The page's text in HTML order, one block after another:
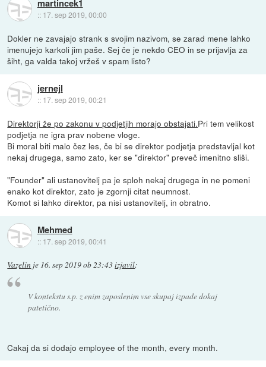
martincek1
:: 17. sep 2019, 00:00
Dokler ne zavajajo strank s svojim nazivom, se zarad mene lahko
imenujejo karkoli jim paše. Sej če je nekdo CEO in se prijavlja za
šiht, ga valda takoj vržeš v spam listo?
jernejl
:: 17. sep 2019, 00:21
Direktorji že po zakonu v podjetjih morajo obstajati.Pri tem velikost
podjetja ne igra prav nobene vloge.
Bi moral biti malo čez les, če bi se direktor podjetja predstavljal kot
nekaj drugega, samo zato, ker se "direktor" preveč imenitno sliši.
"Founder" ali ustanovitelj pa je sploh nekaj drugega in ne pomeni
enako kot direktor, zato je zgornji citat neumnost.
Komot si lahko direktor, pa nisi ustanovitelj, in obratno.
Mehmed
:: 17. sep 2019, 00:41
Vazelin je 16. sep 2019 ob 23:43izjavil:
V kontekstu s.p. z enim zaposlenim vse skupaj izpade dokaj
patetično.
Cakaj da si dodajo employee of the month, every month.